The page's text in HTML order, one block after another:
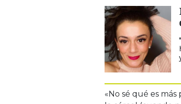
«No sé qué es